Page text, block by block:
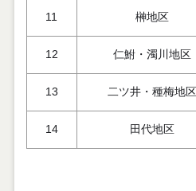
11 榊地区
12 仁鮒・濁川地区
13 二ツ井・種梅地区
14 田代地区